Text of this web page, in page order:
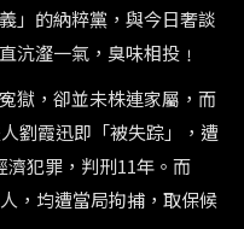
」的納粹黨，與今日奢談
沆瀣一氣，臭味相投﹗
獄，卻並未株連家屬，而
劉霞迅即「被失踪」，遭
濟犯罪，判刑11年。而
，均遭當局拘捕，取保候